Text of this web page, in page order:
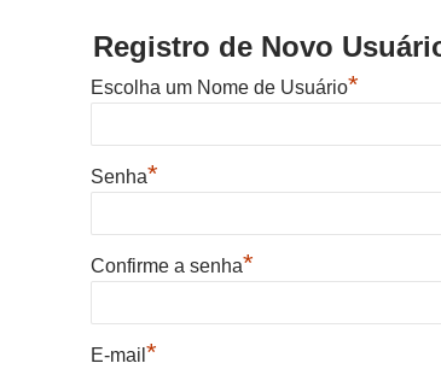
Registro de Novo
Escolha um Nome de Usuário*
Senha*
Confirme a senha*
E-mail*